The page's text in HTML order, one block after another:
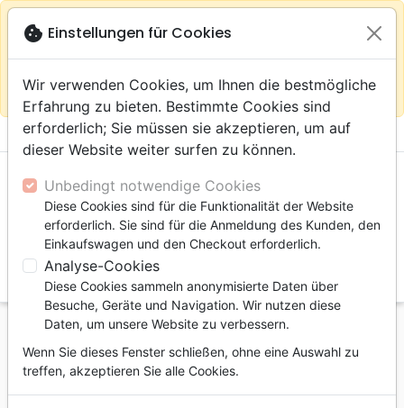
Auf der Webseite Europa bleiben close
warningGemäß
Ihrem
Einkauf im ShopDas Haus der Bibel Schweiz
menu shopping_cart
Suche
Startseite Bücher
Kirche, Gemeinde
Lettres à l’Église
Lettres à l’Église
cookie Einstellungen für Cookies
Wir verwenden Cookies, um Ihnen die bestmögliche
Erfahrung zu bieten. Bestimmte Cookies sind
erforderlich; Sie müssen sie akzeptieren, um auf
dieser Website weiter surfen zu können.
Unbedingt notwendige Cookies
Diese Cookies sind für die Funktionalität der Website
erforderlich. Sie sind für die Anmeldung des Kunden, den
Einkaufswagen und den Checkout erforderlich.
Analyse-Cookies
Diese Cookies sammeln anonymisierte Daten über
Besuche, Geräte und Navigation. Wir nutzen diese
Daten, um unsere Website zu verbessern.
Wenn Sie dieses Fenster schließen, ohne eine Auswahl zu
treffen, akzeptieren Sie alle Cookies.